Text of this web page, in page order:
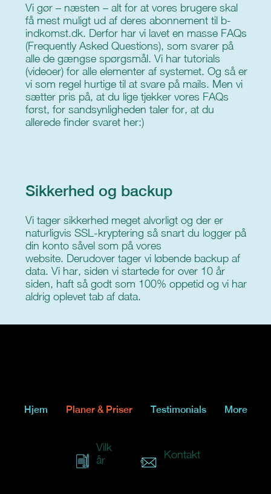
Vi gør – næsten – alt for at vores brugere skal
få mest muligt ud af deres abonnement til b-
indkomst.dk. Derfor har vi lavet en masse FAQs
(Frequently Asked Questions), som svarer på
alle de gængse spørgsmål. Vi har tutorials
(videoer) for alle elementer af systemet. Og så er
vi som regel hurtige til at svare på mails. Men vi
sætter pris på, at du lige tjekker vores FAQs
først, for sandsynligheden taler for, at du
allerede finder svaret her:)
Sikkerhed og backup
Vi tager sikkerhed meget alvorligt og der er
naturligvis SSL-kryptering så snart du logger på
din konto såvel som på vores
website. Derudover tager vi løbende backup af
data. Vi har, siden vi startede for over 10 år
siden, haft så godt som 100% oppetid og vi har
aldrig oplevet tab af data.
Vilk
år
Hjem Planer & Priser Testimonials More
Kontakt